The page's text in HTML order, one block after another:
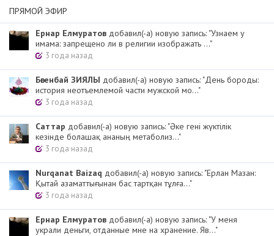
ПРЯМОЙ ЭФИР
Ернар Елмуратов добавил(-а) новую запись: "Узнаем у
имама: запрещено ли в религии изображать ..."
3 года назад
Бөгенбай ЗИЯЛЫ добавил(-а) новую запись: "День бороды:
история неотъемлемой части мужской мо..."
3 года назад
Cаттар добавил(-а) новую запись: "Әке гені жүктілік
кезінде болашақ ананың метаболиз..."
3 года назад
Nurqanat Baizaq добавил(-а) новую запись: "Ерлан Мазан:
Қытай азаматтығынан бас тартқан тұлға..."
3 года назад
Ернар Елмуратов добавил(-а) новую запись: "У меня
украли деньги, отданные мне на хранение. Яв..."